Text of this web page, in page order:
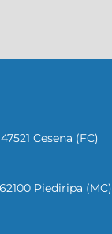
Cesena (FC)
Piediripa (MC)